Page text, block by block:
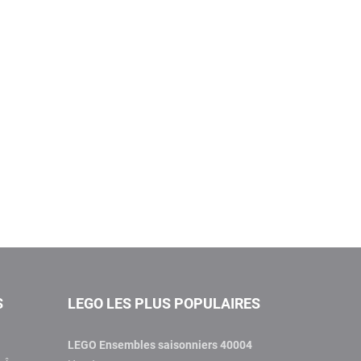
LEGO LES PLUS POPULAIRES
LEGO Ensembles saisonniers 40004